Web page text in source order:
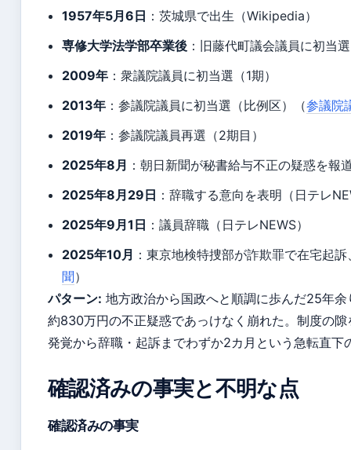
1957年5月6日 ：茨城県で出生（Wikipedia）
専修大学法学部卒業後 ：旧藤代町議会議員に初当
2009年 ：衆議院議員に初当選（1期）
2013年 ：参議院議員に初当選（比例区）（参議院
2019年 ：参議院議員再選（2期目）
2025年8月 ：朝日新聞が秘書給与不正の疑惑を報
2025年8月29日 ：辞職する意向を表明（日テレ
2025年9月1日 ：議員辞職（日テレNEWS）
2025年10月 ：東京地検特捜部が詐欺罪で在宅起
聞 ）
パターン: 地方政治から国政へと順調に歩んだ25年
約830万円の不正疑惑であっけなく崩れた。制度の
発覚から辞職・起訴までわずか2カ月という急転直下
確認済みの事実と不明な点
確認済みの事実